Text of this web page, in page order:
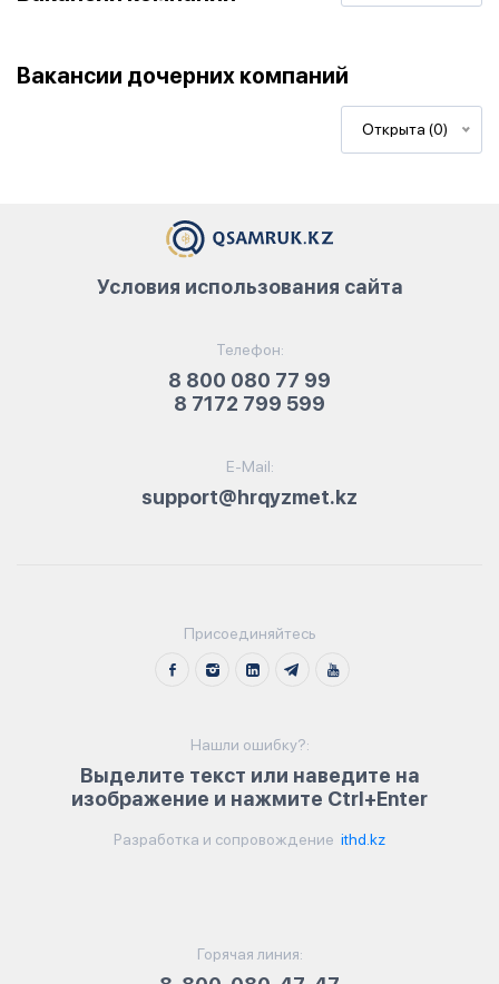
Вакансии дочерних компаний
Открыта (0)
Телефон:
8 800 080 77 99
8 7172 799 599
E-Mail:
support@hrqyzmet.kz
Условия использования сайта
Присоединяйтесь
Нашли ошибку?:
Выделите текст или наведите на
изображение и нажмите Ctrl+Enter
Разработка и сопровождение ithd.kz
Горячая линия: